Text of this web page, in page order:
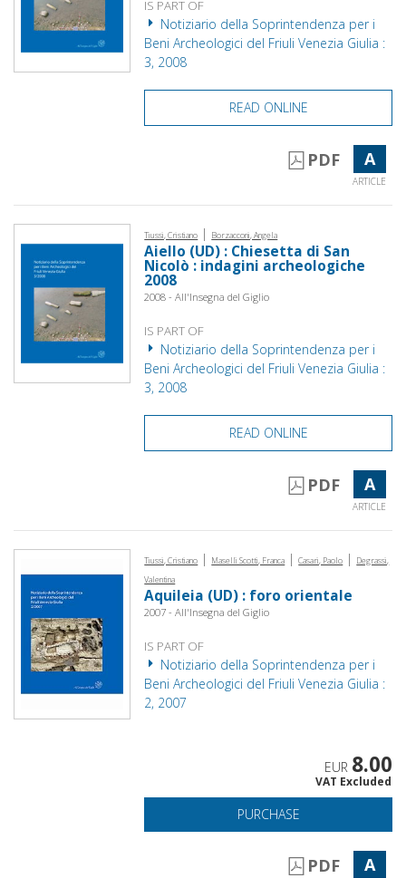
IS PART OF
Notiziario della Soprintendenza per i
Beni Archeologici del Friuli Venezia Giulia :
3, 2008
READ ONLINE
PDF A
ARTICLE
Tiussi, Cristiano | Borzacconi, Angela
Aiello (UD) : Chiesetta di San
Nicolò : indagini archeologiche
2008
2008 - All'Insegna del Giglio
IS PART OF
Notiziario della Soprintendenza per i
Beni Archeologici del Friuli Venezia Giulia :
3, 2008
READ ONLINE
PDF A
ARTICLE
Tiussi, Cristiano | Maselli Scotti, Franca | Casari, Paolo |
Degrassi,
Valentina
Aquileia (UD) : foro orientale
2007 - All'Insegna del Giglio
IS PART OF
Notiziario della Soprintendenza per i
Beni Archeologici del Friuli Venezia Giulia :
2, 2007
EUR 8.00
VAT Excluded
PURCHASE
PDF A